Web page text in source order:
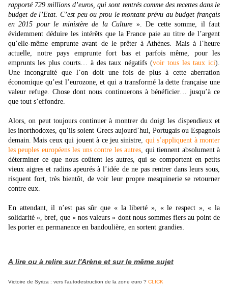
rapporté 729 millions d’euros, qui sont rentrés comme des recettes dans le
budget de l’Etat. C’est peu ou prou le montant prévu au budget français
en 2015 pour le ministère de la Culture ». De cette somme, il faut
évidemment déduire les intérêts que la France paie au titre de l’argent
qu’elle-même emprunte avant de le prêter à Athènes. Mais à l’heure
actuelle, notre pays emprunte fort bas et parfois même, pour les
emprunts les plus courts… à des taux négatifs(voir tous les taux ici).
Une incongruité que l’on doit une fois de plus à cette aberration
économique qu’est l’eurozone, et qui a transformé la dette française une
valeur refuge. Chose dont nous continuerons à bénéficier… jusqu’à ce
que tout s’effondre.
Alors, on peut toujours continuer à montrer du doigt les dispendieux et
les inorthodoxes, qu’ils soient Grecs aujourd’hui, Portugais ou Espagnols
demain. Mais ceux qui jouent à ce jeu sinistre qui s’appliquent à monter
les peuples européens les uns contre les autres qui tiennent absolument à
déterminer ce que nous coûtent les autres, qui se comportent en petits
vieux aigres et radins apeurés à l’idée de ne pas rentrer dans leurs sous,
risquent fort, très bientôt, de voir leur propre mesquinerie se retourner
contre eux.
En attendant, il n’est pas sûr que « la liberté », « le respect », « la
solidarité », bref, que « nos valeurs » dont nous sommes fiers au point de
les porter en permanence en bandoulière, en sortent grandies
A lire ou à relire sur l'Arène et sur le même sujet
Victoire de Syriza : vers l'autodestruction de la zone euro ? CLICK